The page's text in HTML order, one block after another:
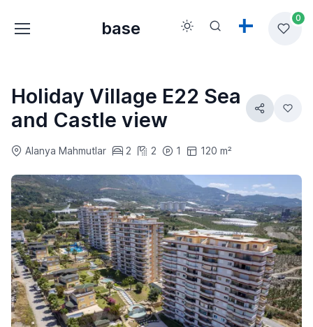
base
0
Holiday Village E22 Sea
and Castle view
Alanya Mahmutlar 2 2 1 120 m²